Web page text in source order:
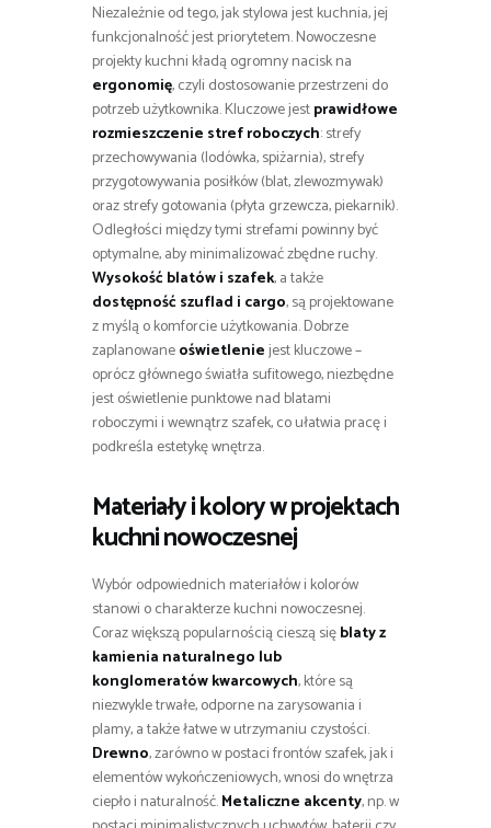
Niezależnie od tego, jak stylowa jest kuchnia, jej
funkcjonalność jest priorytetem. Nowoczesne
projekty kuchni kładą ogromny nacisk na
ergonomię, czyli dostosowanie przestrzeni do
potrzeb użytkownika. Kluczowe jestprawidłowe
rozmieszczenie stref roboczych: strefy
przechowywania (lodówka, spiżarnia), strefy
przygotowywania posiłków (blat, zlewozmywak)
oraz strefy gotowania (płyta grzewcza, piekarnik).
Odległości między tymi strefami powinny być
optymalne, aby minimalizować zbędne ruchy.
Wysokość blatów i szafek, a także
dostępność szuflad i cargo, są projektowane
z myślą o komforcie użytkowania. Dobrze
zaplanowaneoświetleniejest kluczowe –
oprócz głównego światła sufitowego, niezbędne
jest oświetlenie punktowe nad blatami
roboczymi i wewnątrz szafek, co ułatwia pracę i
podkreśla estetykę wnętrza.
Materiały i kolory w projektach
kuchni nowoczesnej
Wybór odpowiednich materiałów i kolorów
stanowi o charakterze kuchni nowoczesnej.
Coraz większą popularnością cieszą sięblaty z
kamienia naturalnego lub
konglomeratów kwarcowych, które są
niezwykle trwałe, odporne na zarysowania i
plamy, a także łatwe w utrzymaniu czystości.
Drewno, zarówno w postaci frontów szafek, jak i
elementów wykończeniowych, wnosi do wnętrza
ciepło i naturalność.Metaliczne akcenty, np. w